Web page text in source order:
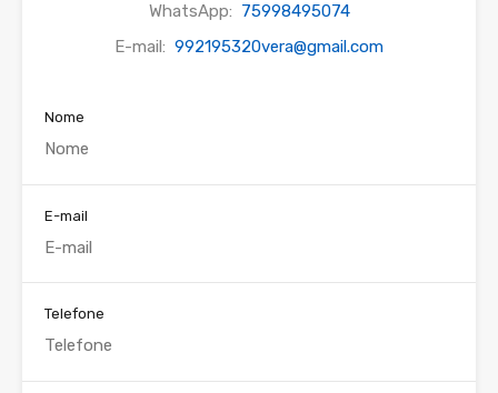
WhatsApp: 75998495074
E-mail: 992195320vera@gmail.com
Nome
E-mail
Telefone